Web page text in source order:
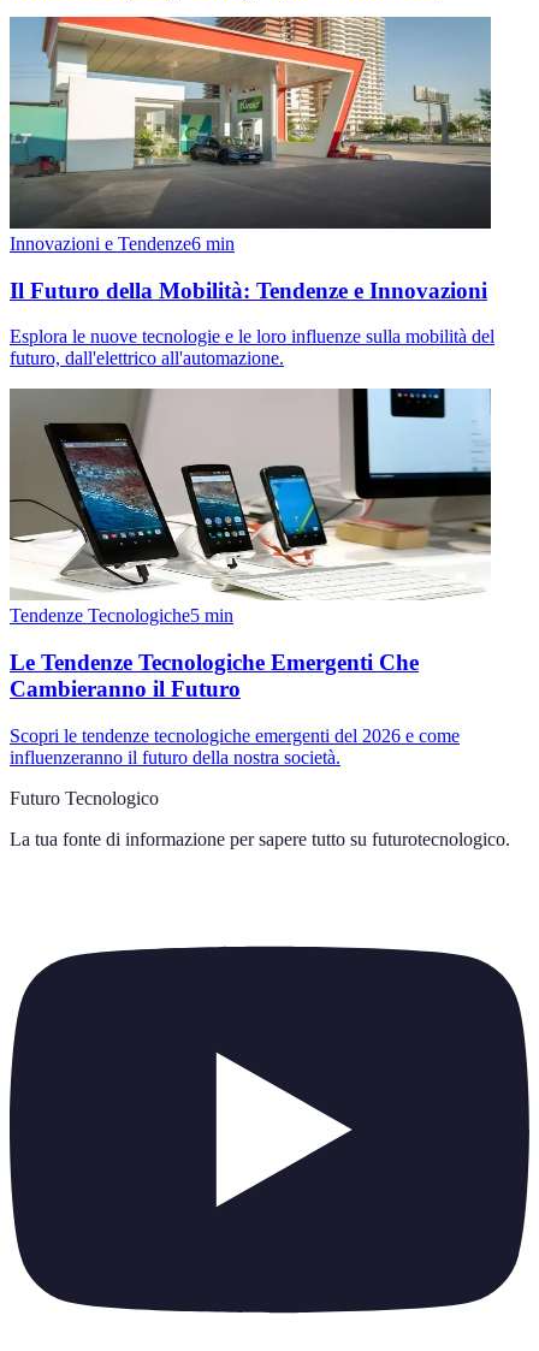
Innovazioni e Tendenze6 min
Il Futuro della Mobilità: Tendenze e Innovazioni
Esplora le nuove tecnologie e le loro influenze sulla mobilità del
futuro, dall'elettrico all'automazione.
Tendenze Tecnologiche5 min
Le Tendenze Tecnologiche Emergenti Che
Cambieranno il Futuro
Scopri le tendenze tecnologiche emergenti del 2026 e come
influenzeranno il futuro della nostra società.
Futuro Tecnologico
La tua fonte di informazione per sapere tutto su futurotecnologico.